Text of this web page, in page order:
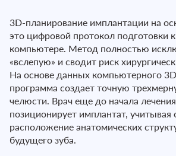
3D-планирование имплантации на
это цифровой протокол подготовки
компьютере. Метод полностью
«вслепую» и сводит риск
На основе данных компьютерного
программа создает точную
челюсти. Врач еще до начала
позиционирует имплантат, учитывая
расположение анатомических
будущего зуба.